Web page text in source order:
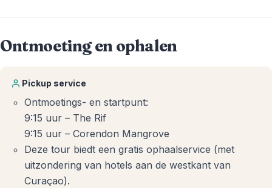
Ontmoeting en ophalen
Pickup service
Ontmoetings- en startpunt:
9:15 uur – The Rif
9:15 uur – Corendon Mangrove
Deze tour biedt een gratis ophaalservice (met
uitzondering van hotels aan de westkant van
Curaçao).